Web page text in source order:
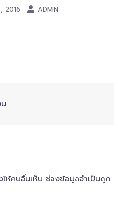
2016 ADMIN
ห้คนอื่นเห็น ช่องข้อมูลจำเป็นถูก